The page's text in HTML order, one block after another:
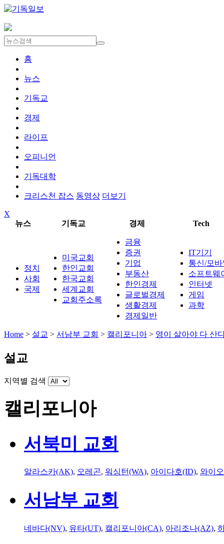
홈
뉴스
기독교
경제
라이프
오피니언
기독대학
크리스천 잡스 동영상 더보기
X
뉴스
기독교 경제 Tech
정치
사회
국제
미국교회
한인교회
한국교회
세계교회
교회주소록
금융
증권
기업
부동산
한인경제
글로벌경제
생활경제
경제일반
IT기기
통신/모
소프트웨
인터넷
게임
과학
Home > 설교 > 서남부 교회 > 캘리포니아 > 영이 살아야 다 산
설교
지역별 검색
캘리포니아
서북미 교회
알라스카(AK), 오레곤, 워싱턴(WA), 아이다호(ID), 와이
서남부 교회
네바다(NV), 유타(UT), 캘리포니아(CA), 아리조나(AZ),